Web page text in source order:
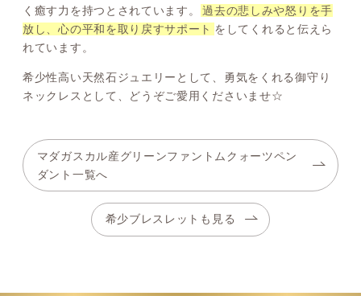
く癒す力を持つとされています。
過去の悲しみや怒りを手
放し、心の平和を取り戻すサポート をしてくれると伝えら
れています。
希少性高い天然石ジュエリーとして、勇気をくれる御守り
ネックレスとして、どうぞご愛用くださいませ☆
マダガスカル産グリーンファントムクォーツペン
ダント一覧へ
希少ブレスレットも見る